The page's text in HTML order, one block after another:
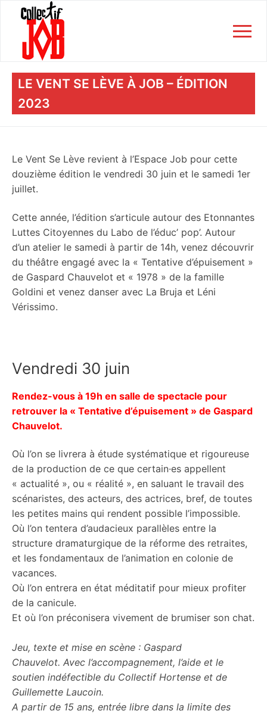
contenu
Accueil
Soutenir
Engagements
Actualités
Les événements
Éduc pop
Contact
LE VENT SE LÈVE À JOB – ÉDITION
2023
Le Vent Se Lève revient à l’Espace Job pour cette
douzième édition le vendredi 30 juin et le samedi 1er
juillet.
Cette année, l’édition s’articule autour des Etonnantes
Luttes Citoyennes du Labo de l’éduc’ pop’. Autour
d’un atelier le samedi à partir de 14h, venez découvrir
du théâtre engagé avec la « Tentative d’épuisement »
de Gaspard Chauvelot et « 1978 » de la famille
Goldini et venez danser avec La Bruja et Léni
Vérissimo.
Vendredi 30 juin
Rendez-vous à 19h en salle de spectacle pour
retrouver la « Tentative d’épuisement » de Gaspard
Chauvelot.
Où l’on se livrera à étude systématique et rigoureuse
de la production de ce que certain·es appellent
« actualité », ou « réalité », en saluant le travail des
scénaristes, des acteurs, des actrices, bref, de toutes
les petites mains qui rendent possible l’impossible.
Où l’on tentera d’audacieux parallèles entre la
structure dramaturgique de la réforme des retraites,
et les fondamentaux de l’animation en colonie de
vacances.
Où l’on entrera en état méditatif pour mieux profiter
de la canicule.
Et où l’on préconisera vivement de brumiser son chat.
Jeu, texte et mise en scène : Gaspard
Chauvelot. Avec l’accompagnement, l’aide et le
soutien indéfectible du Collectif Hortense et de
Guillemette Laucoin.
A partir de 15 ans, entrée libre dans la limite des